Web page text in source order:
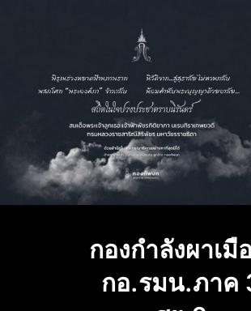
กองกำลังผาเมื
กอ.รมน.ภาค